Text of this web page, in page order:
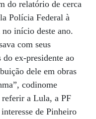
do relatório de cerca
Polícia Federal à
início deste ano.
com seus
ex-presidente ao
dele em obras
codinome
referir a Lula, a PF
de Pinheiro